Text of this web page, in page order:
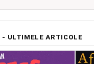
- ULTIMELE ARTICOLE